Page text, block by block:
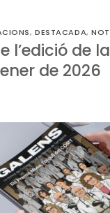
,DESTACADA,
l’edició de
de 2026